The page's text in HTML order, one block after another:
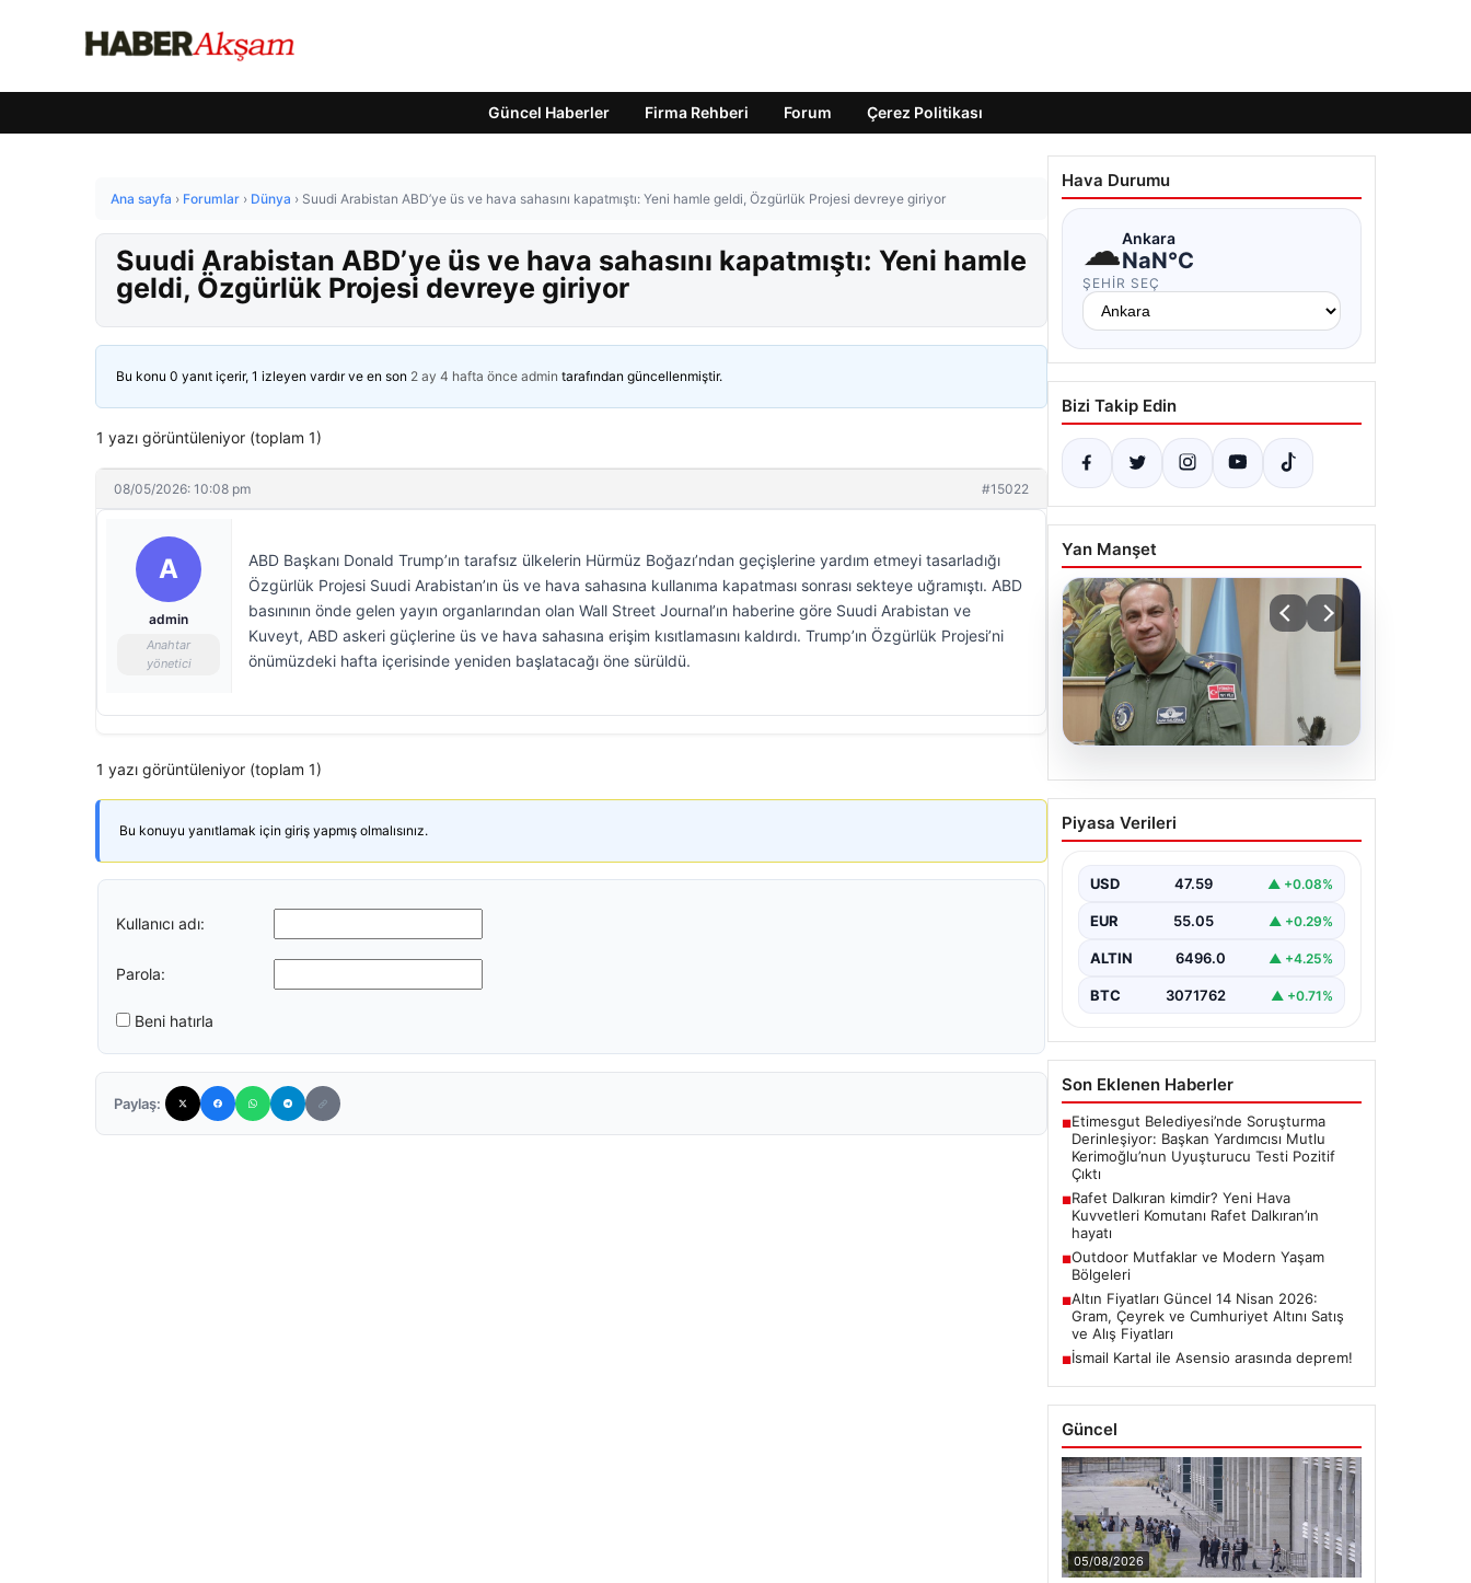
Güncel Haberler Firma Rehberi Forum Çerez Politikası
Ana sayfa › Forumlar › Dünya › Suudi Arabistan ABD’ye üs ve hava sahasını kapatmıştı: Yeni hamle geldi, Özgürlük Projesi devreye giriyor
Suudi Arabistan ABD’ye üs ve hava sahasını kapatmıştı: Yeni hamle
geldi, Özgürlük Projesi devreye giriyor
Bu konu 0 yanıt içerir, 1 izleyen vardır ve en son 2 ay 4 hafta önce admin tarafından güncellenmiştir.
1 yazı görüntüleniyor (toplam 1)
08/05/2026: 10:08 pm #15022
A
admin
Anahtar
yönetici
ABD Başkanı Donald Trump’ın tarafsız ülkelerin Hürmüz Boğazı’ndan geçişlerine yardım etmeyi tasarladığı
Özgürlük Projesi Suudi Arabistan’ın üs ve hava sahasına kullanıma kapatması sonrası sekteye uğramıştı. ABD
basınının önde gelen yayın organlarından olan Wall Street Journal’ın haberine göre Suudi Arabistan ve
Kuveyt, ABD askeri güçlerine üs ve hava sahasına erişim kısıtlamasını kaldırdı. Trump’ın Özgürlük Projesi’ni
önümüzdeki hafta içerisinde yeniden başlatacağı öne sürüldü.
1 yazı görüntüleniyor (toplam 1)
Bu konuyu yanıtlamak için giriş yapmış olmalısınız.
Kullanıcı adı:
Parola:
Beni hatırla
Paylaş:
Hava Durumu
☁Ankara
NaN°C
ŞEHIR SEÇ
Bizi Takip Edin
Yan Manşet
05.08.2026
Rafet Dalkıran kimdir?
Yeni Hava Kuvvetleri
hayatı
Piyasa Verileri
USD 47.59 ▲ +0.08%
EUR 55.05 ▲ +0.29%
ALTIN 6496.0 ▲ +4.25%
BTC 3071762 ▲ +0.71%
Son Eklenen Haberler
■Etimesgut Belediyesi’nde Soruşturma
Derinleşiyor: Başkan Yardımcısı Mutlu
Kerimoğlu’nun Uyuşturucu Testi Pozitif
Çıktı
■Rafet Dalkıran kimdir? Yeni Hava
Kuvvetleri Komutanı Rafet Dalkıran’ın
hayatı
■Outdoor Mutfaklar ve Modern Yaşam
Bölgeleri
■Altın Fiyatları Güncel 14 Nisan 2026:
Gram, Çeyrek ve Cumhuriyet Altını Satış
ve Alış Fiyatları
■İsmail Kartal ile Asensio arasında deprem!
Güncel
05/08/2026